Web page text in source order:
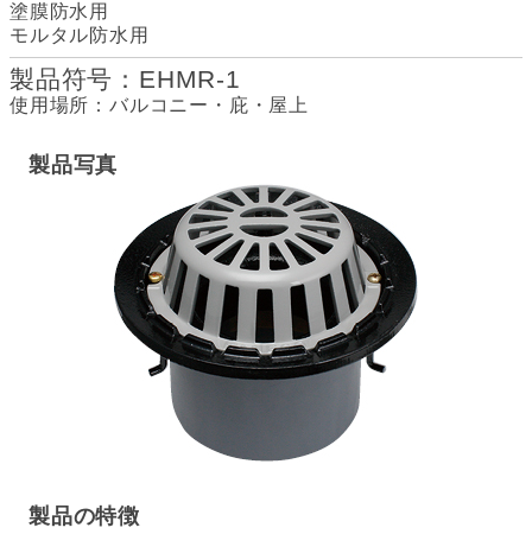
塗膜防水用
モルタル防水用
製品符号：EHMR-1
使用場所：バルコニー・庇・屋上
製品写真
製品の特徴